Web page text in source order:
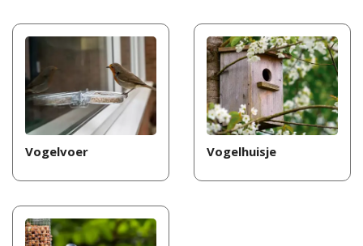
Vogelvoer Vogelhuisje